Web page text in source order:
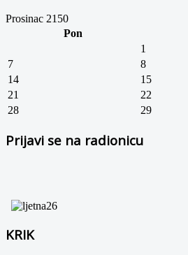
Prosinac 2150
Pon
1
7
8
14
15
21
22
28
29
Prijavi se na radionicu
KRIK